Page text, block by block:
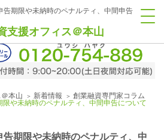
告期限や未納時のペナルティ、中間申告
支援オフィス＠本山
本山 新着情報
創業融資専門家コラム
や未納時のペナルティ、中間申告について
期限や未納時のペナルティ、中